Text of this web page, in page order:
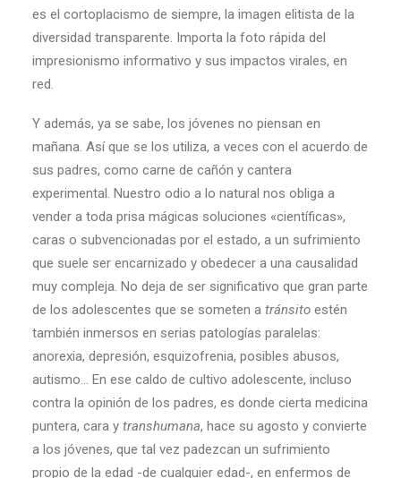
es el cortoplacismo de siempre, la imagen elitista de la
diversidad transparente. Importa la foto rápida del
impresionismo informativo y sus impactos virales, en
red.
Y además, ya se sabe, los jóvenes no piensan en
mañana. Así que se los utiliza, a veces con el acuerdo de
sus padres, como carne de cañón y cantera
experimental. Nuestro odio a lo natural nos obliga a
vender a toda prisa mágicas soluciones «científicas»,
caras o subvencionadas por el estado, a un sufrimiento
que suele ser encarnizado y obedecer a una causalidad
muy compleja. No deja de ser significativo que gran parte
de los adolescentes que se someten a tránsito estén
también inmersos en serias patologías paralelas:
anorexia, depresión, esquizofrenia, posibles abusos,
autismo… En ese caldo de cultivo adolescente, incluso
contra la opinión de los padres, es donde cierta medicina
puntera, cara y transhumana, hace su agosto y convierte
a los jóvenes, que tal vez padezcan un sufrimiento
propio de la edad -de cualquier edad-, en enfermos de